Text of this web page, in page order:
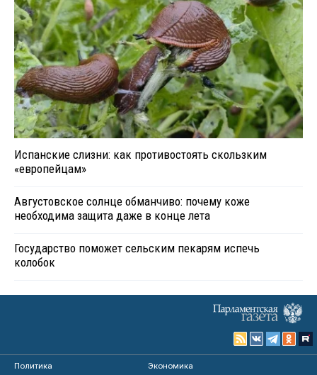
Испанские слизни: как противостоять скользким
«европейцам»
Августовское солнце обманчиво: почему коже
необходима защита даже в конце лета
Государство поможет сельским пекарям испечь
колобок
Политика
Экономика